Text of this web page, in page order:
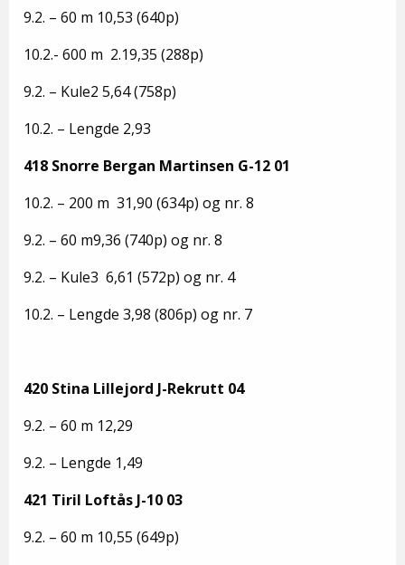
9.2. – 60 m 10,53 (640p)
10.2.- 600 m 2.19,35 (288p)
9.2. – Kule2 5,64 (758p)
10.2. – Lengde 2,93
418 Snorre Bergan Martinsen G-12 01
10.2. – 200 m 31,90 (634p) og nr. 8
9.2. – 60 m9,36 (740p) og nr. 8
9.2. – Kule3 6,61 (572p) og nr. 4
10.2. – Lengde 3,98 (806p) og nr. 7
420 Stina Lillejord J-Rekrutt 04
9.2. – 60 m 12,29
9.2. – Lengde 1,49
421 Tiril Loftås J-10 03
9.2. – 60 m 10,55 (649p)